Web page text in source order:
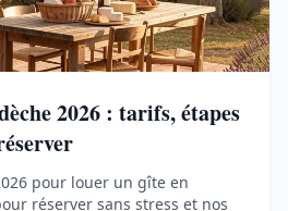
2026 : tarifs, étapes
pour louer un gîte en
réserver sans stress et nos